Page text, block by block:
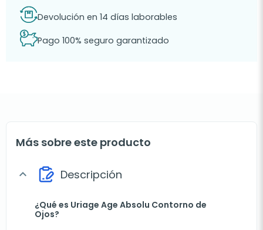
Devolución en 14 días laborables
Pago 100% seguro garantizado
Más sobre este producto
expand_more Descripción
¿Qué es Uriage Age Absolu Contorno de
Ojos?